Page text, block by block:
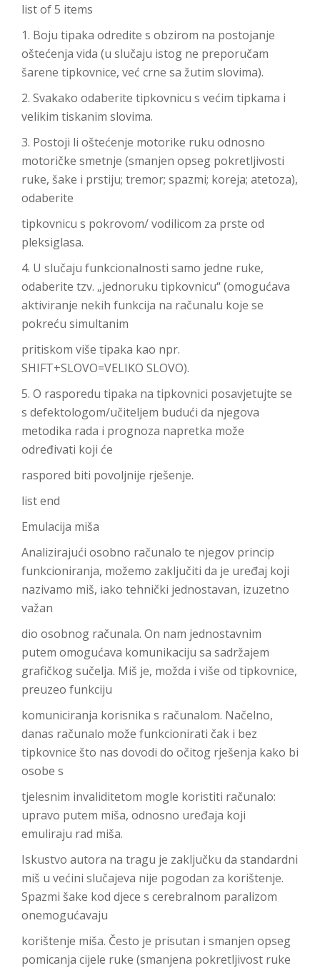
list of 5 items
1. Boju tipaka odredite s obzirom na postojanje
oštećenja vida (u slučaju istog ne preporučam
šarene tipkovnice, već crne sa žutim slovima).
2. Svakako odaberite tipkovnicu s većim tipkama i
velikim tiskanim slovima.
3. Postoji li oštećenje motorike ruku odnosno
motoričke smetnje (smanjen opseg pokretljivosti
ruke, šake i prstiju; tremor; spazmi; koreja; atetoza),
odaberite
tipkovnicu s pokrovom/ vodilicom za prste od
pleksiglasa.
4. U slučaju funkcionalnosti samo jedne ruke,
odaberite tzv. „jednoruku tipkovnicu“ (omogućava
aktiviranje nekih funkcija na računalu koje se
pokreću simultanim
pritiskom više tipaka kao npr.
SHIFT+SLOVO=VELIKO SLOVO).
5. O rasporedu tipaka na tipkovnici posavjetujte se
s defektologom/učiteljem budući da njegova
metodika rada i prognoza napretka može
određivati koji će
raspored biti povoljnije rješenje.
list end
Emulacija miša
Analizirajući osobno računalo te njegov princip
funkcioniranja, možemo zaključiti da je uređaj koji
nazivamo miš, iako tehnički jednostavan, izuzetno
važan
dio osobnog računala. On nam jednostavnim
putem omogućava komunikaciju sa sadržajem
grafičkog sučelja. Miš je, možda i više od tipkovnice,
preuzeo funkciju
komuniciranja korisnika s računalom. Načelno,
danas računalo može funkcionirati čak i bez
tipkovnice što nas dovodi do očitog rješenja kako bi
osobe s
tjelesnim invaliditetom mogle koristiti računalo:
upravo putem miša, odnosno uređaja koji
emuliraju rad miša.
Iskustvo autora na tragu je zaključku da standardni
miš u većini slučajeva nije pogodan za korištenje.
Spazmi šake kod djece s cerebralnom paralizom
onemogućavaju
korištenje miša. Često je prisutan i smanjen opseg
pomicanja cijele ruke (smanjena pokretljivost ruke